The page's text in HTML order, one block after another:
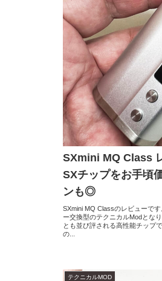
SXmini MQ Class
SXチップをお手頃
ンも◎
SXmini MQ Classのレビューで
ー交換型のテクニカルModとな
とも並び評される高性能チップ
の...
テクニカルMOD